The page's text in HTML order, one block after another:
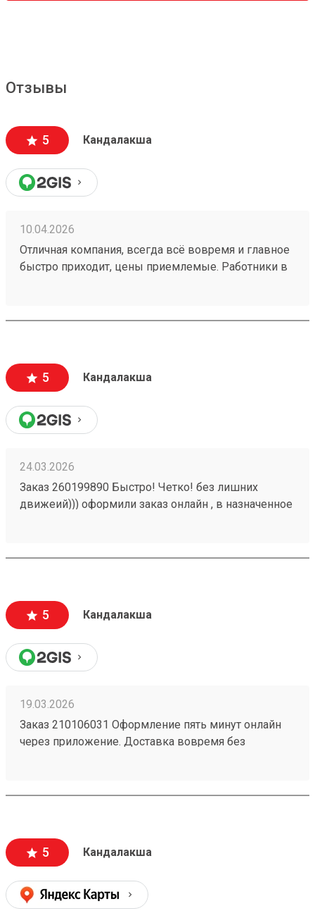
Отзывы
5 Кандалакша
10.04.2026
Отличная компания, всегда всё вовремя и главное
быстро приходит, цены приемлемые. Работники в
стране. Заказ 260008565 от 13.01.2026.
5 Кандалакша
24.03.2026
Заказ 260199890 Быстро! Четко! без лишних
движеий))) оформили заказ онлайн , в назначенное
5 Кандалакша
19.03.2026
Заказ 210106031 Оформление пять минут онлайн
через приложение. Доставка вовремя без
Постоянно пользуюсь этой компанией. Для
5 Кандалакша